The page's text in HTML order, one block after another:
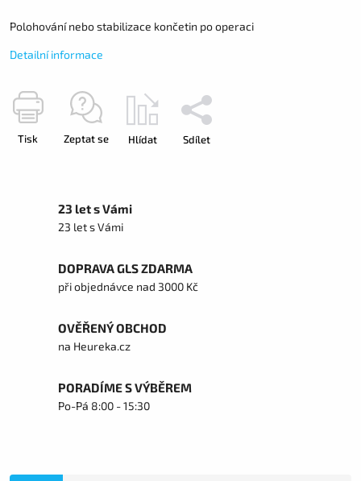
Polohování nebo stabilizace končetin po operaci
Detailní informace
Tisk Zeptat se Hlídat Sdílet
23 let s Vámi
23 let s Vámi
DOPRAVA GLS ZDARMA
při objednávce nad 3000 Kč
OVĚŘENÝ OBCHOD
na Heureka.cz
PORADÍME S VÝBĚREM
Po-Pá 8:00 - 15:30